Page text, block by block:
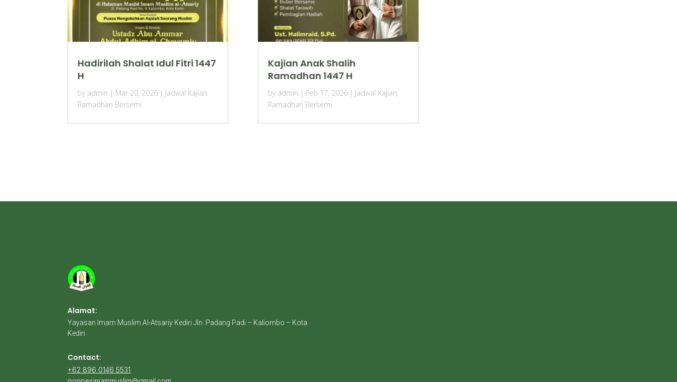
Hadirilah Shalat Idul Fitri 1447
H
by admin | Mar 20, 2026 | Jadwal Kajian,
Ramadhan Bersemi
Kajian Anak Shalih
Ramadhan 1447 H
by admin | Feb 17, 2026 | Jadwal Kajian,
Ramadhan Bersemi
Alamat:
Yayasan Imam Muslim Al-Atsariy Kediri Jln. Padang Padi – Kaliombo – Kota
Kediri
Contact:
+62 896 0146 5531